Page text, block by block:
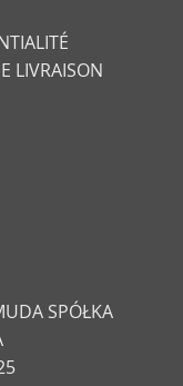
LIVRAISON
SPÓŁKA